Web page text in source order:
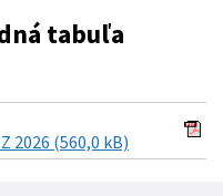
tabuľa
2026 (560,0 kB)